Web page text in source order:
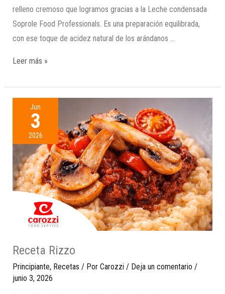
relleno cremoso que logramos gracias a la Leche condensada
Soprole Food Professionals. Es una preparación equilibrada,
con ese toque de acidez natural de los arándanos …
Leer más »
Jun
3
2026
Receta Rizzo
Principiante, Recetas / Por Carozzi / Deja un comentario /
junio 3, 2026